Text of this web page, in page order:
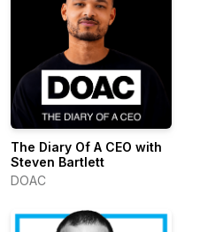
The Diary Of A CEO with
Steven Bartlett
DOAC